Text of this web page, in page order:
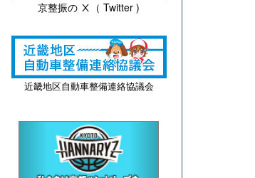
京整振の Ⅹ（ Twitter )
近畿地区自動車整備連絡協議会